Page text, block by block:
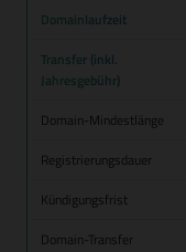
Domainlaufzeit
Transfer (inkl.
Jahresgebühr)
Domain-Mindestlänge
Registrierungsdauer
Kündigungsfrist
Domain-Transfer